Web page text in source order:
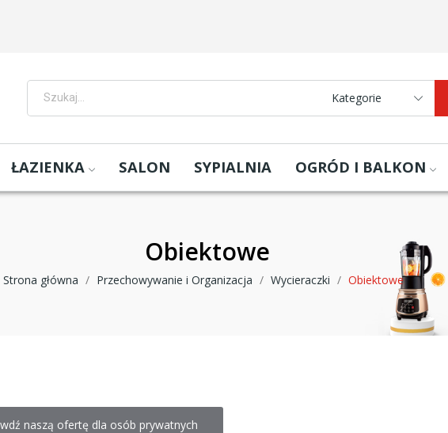
Kategorie
ŁAZIENKA SALON SYPIALNIA OGRÓD I BALKON
Obiektowe
Strona główna Przechowywanie i Organizacja Wycieraczki Obiektowe
naszą ofertę dla osób prywatnych